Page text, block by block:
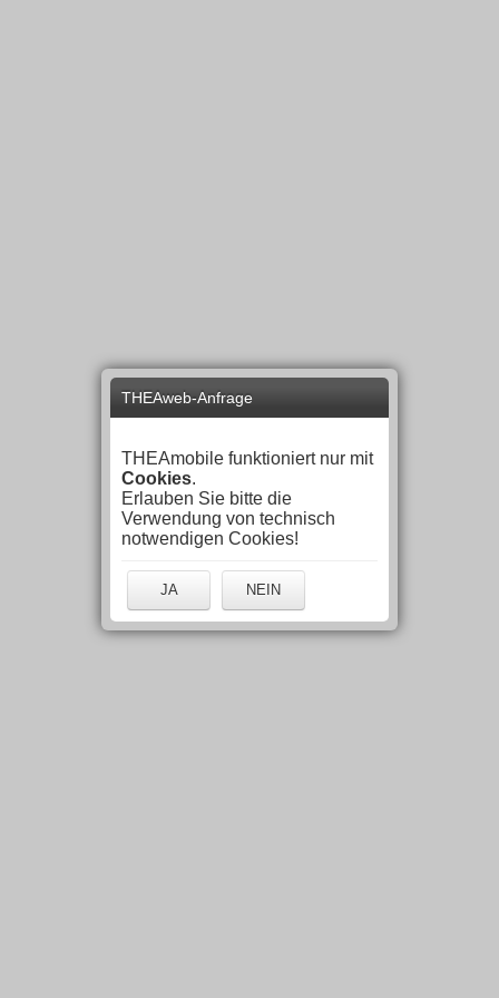
THEAweb-Anfrage
THEAmobile funktioniert nur mit
Cookies.
Erlauben Sie bitte die
Verwendung von technisch
notwendigen Cookies!
JA NEIN